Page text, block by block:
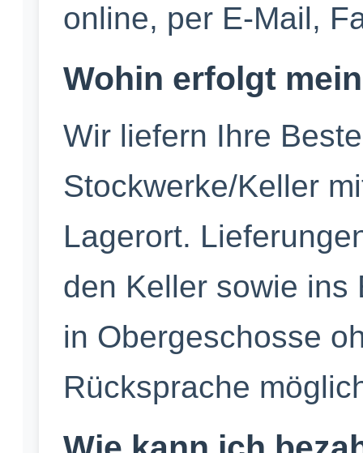
online, per E-Mail,
Wohin erfolgt
Wir liefern Ihre
Stockwerke/Keller
Lagerort.
den Keller sowie ins
in Obergeschosse
Rücksprache